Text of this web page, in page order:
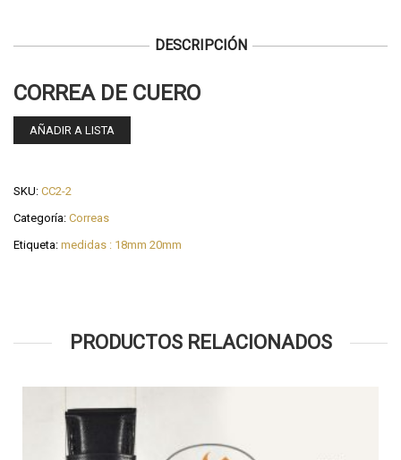
DESCRIPCIÓN
CORREA DE CUERO
AÑADIR A LISTA
SKU: CC2-2
Categoría: Correas
Etiqueta: medidas : 18mm 20mm
PRODUCTOS RELACIONADOS